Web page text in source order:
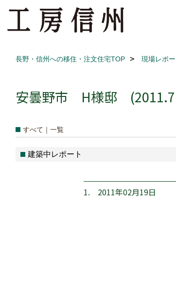
長野・信州への移住・注文住宅TOP 現場レポー
安曇野市 H様邸 (2011.7
すべて｜一覧
建築中レポート
1. 2011年02月19日